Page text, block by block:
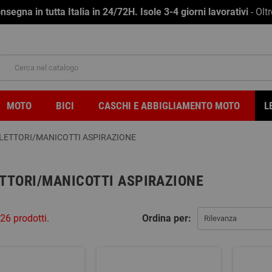
in tutta Italia in 24/72H. Isole 3-4 giorni lavorativi -
MOTO BICI CASCHI E ABBIGLIAMENTO MOTO
MANICOTTI ASPIRAZIONE
MANICOTTI ASPIRAZIONE
Ordina per: Rilevanza
prodotti.